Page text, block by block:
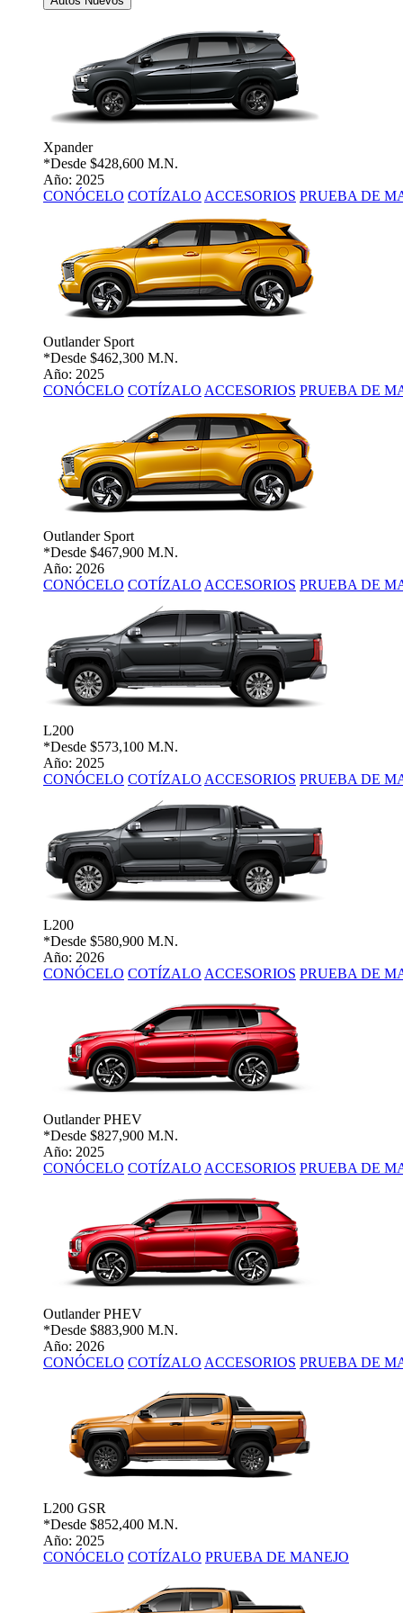
Xpander
*Desde $428,600 M.N.
Año: 2025
CONÓCELO COTÍZALO ACCESORIOS PRUEBA DE
Outlander Sport
*Desde $462,300 M.N.
Año: 2025
CONÓCELO COTÍZALO ACCESORIOS PRUEBA DE
Outlander Sport
*Desde $467,900 M.N.
Año: 2026
CONÓCELO COTÍZALO ACCESORIOS PRUEBA DE
L200
*Desde $573,100 M.N.
Año: 2025
CONÓCELO COTÍZALO ACCESORIOS PRUEBA DE
L200
*Desde $580,900 M.N.
Año: 2026
CONÓCELO COTÍZALO ACCESORIOS PRUEBA DE
Outlander PHEV
*Desde $827,900 M.N.
Año: 2025
CONÓCELO COTÍZALO ACCESORIOS PRUEBA DE
Outlander PHEV
*Desde $883,900 M.N.
Año: 2026
CONÓCELO COTÍZALO ACCESORIOS PRUEBA DE
L200 GSR
*Desde $852,400 M.N.
Año: 2025
CONÓCELO COTÍZALO PRUEBA DE MANEJO